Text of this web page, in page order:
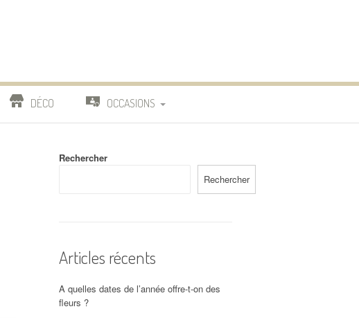
DÉCO OCCASIONS
Rechercher
Rechercher
Articles récents
A quelles dates de l’année offre-t-on des
fleurs ?